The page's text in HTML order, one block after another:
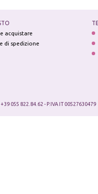
acquistare
di spedizione
055 822.84.62 - P.IVA IT 00527630479